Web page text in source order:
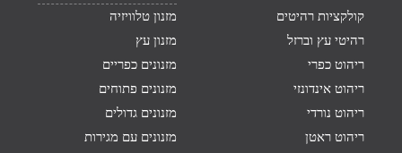
קולקציות רהיטים
רהיטי עץ וברזל
ריהוט כפרי
ריהוט אינדונזי
ריהוט נורדי
ריהוט ראטן
מזנון טלוויזיה
מזנון עץ
מזנונים כפריים
מזנונים פתוחים
מזנונים גדולים
מזנונים עם מגירות